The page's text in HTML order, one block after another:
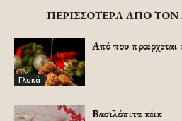
ΠΕΡΙΣΣΟΤΕΡΑ ΑΠΟ
Γλυκά
Από που
Βασιλόπιτα κέικ